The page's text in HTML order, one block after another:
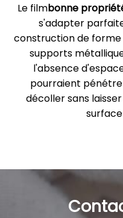
Le filmbonne
s'adapter
construction de
supports
l'absence
pourraient
décoller sans